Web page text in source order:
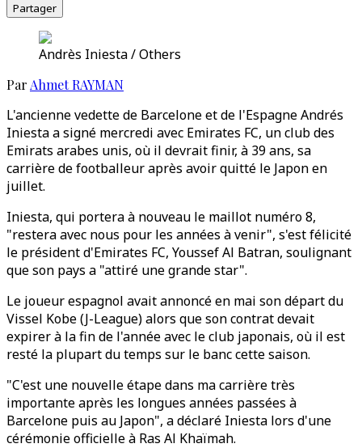
Partager
Andrès Iniesta / Others
Par Ahmet RAYMAN
L'ancienne vedette de Barcelone et de l'Espagne Andrés
Iniesta a signé mercredi avec Emirates FC, un club des
Emirats arabes unis, où il devrait finir, à 39 ans, sa
carrière de footballeur après avoir quitté le Japon en
juillet.
Iniesta, qui portera à nouveau le maillot numéro 8,
"restera avec nous pour les années à venir", s'est félicité
le président d'Emirates FC, Youssef Al Batran, soulignant
que son pays a "attiré une grande star".
Le joueur espagnol avait annoncé en mai son départ du
Vissel Kobe (J-League) alors que son contrat devait
expirer à la fin de l'année avec le club japonais, où il est
resté la plupart du temps sur le banc cette saison.
"C'est une nouvelle étape dans ma carrière très
importante après les longues années passées à
Barcelone puis au Japon", a déclaré Iniesta lors d'une
cérémonie officielle à Ras Al Khaïmah.